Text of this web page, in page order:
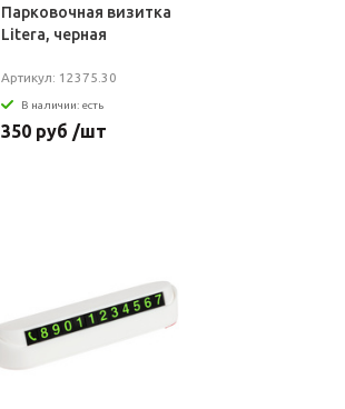
Парковочная визитка
Litera, черная
Артикул: 12375.30
В наличии: есть
350 руб /шт